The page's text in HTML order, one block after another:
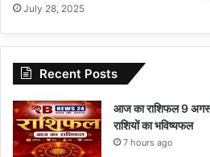
July 28, 2025
Recent Posts
आज का राशिफल 9
राशियों का भविष्यफल
7 hours ago